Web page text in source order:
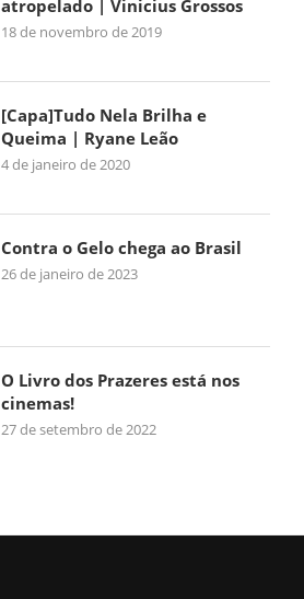
atropelado | Vinicius Grossos
18 de novembro de 2019
[Capa]Tudo Nela Brilha e
Queima | Ryane Leão
4 de janeiro de 2020
Contra o Gelo chega ao Brasil
26 de janeiro de 2023
O Livro dos Prazeres está nos
cinemas!
27 de setembro de 2022